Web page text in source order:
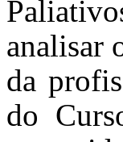
analisar
da
do